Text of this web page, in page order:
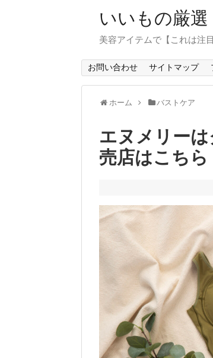
いいもの厳選
美容アイテムで【これは注
お問い合わせ サイトマップ
ホーム バストケア
エヌメリー
売店はこちら